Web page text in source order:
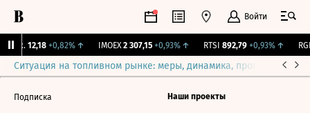
Войти
12,18 +0,82%↑ IMOEX 2 307,15 +0,93%↑ RTSI 892,79 +0,93%↑
Ситуация на топливном рынке: меры, динамика, прогнозы
Подписка Наши проекты